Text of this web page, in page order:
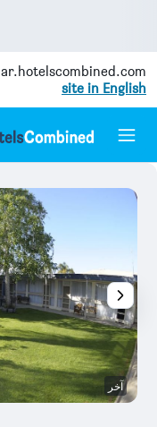
ar.hotelscombined.com
site in English
آخر